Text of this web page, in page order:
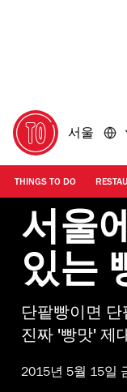
아
가
기
아
가
기
서울
THINGS TO DO
서울
있는
단팥빵이면
진짜 '빵맛' 제
2015년 5월 15일